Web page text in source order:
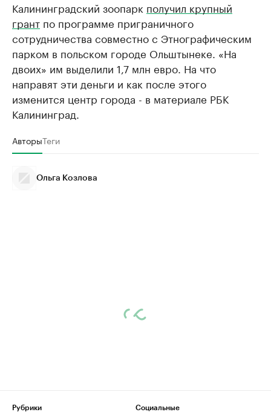
Калининградский зоопарк получил крупный
грант по программе приграничного
сотрудничества совместно с Этнографическим
парком в польском городе Ольштынеке. «На
двоих» им выделили 1,7 млн евро. На что
направят эти деньги и как после этого
изменится центр города - в материале РБК
Калининград.
АвторыТеги
Ольга Козлова
Рубрики
Социальные